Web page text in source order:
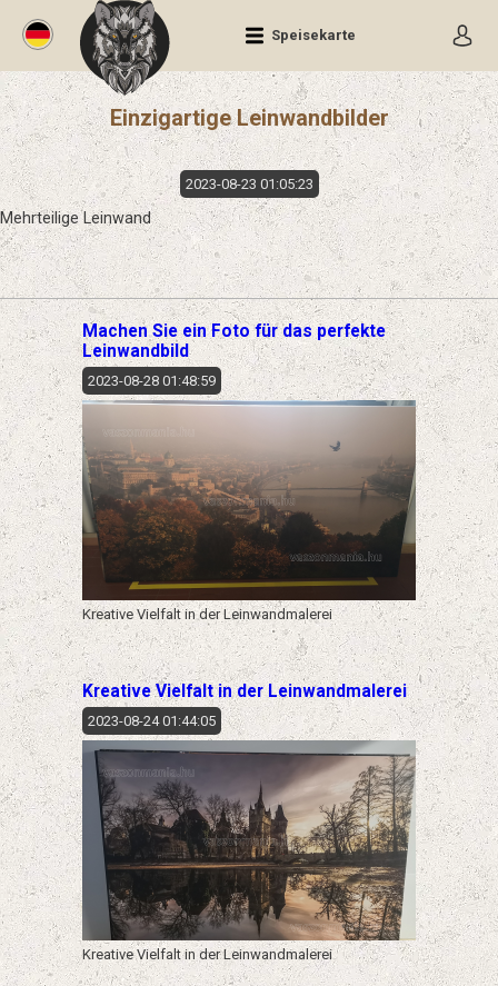
Speisekarte
Einzigartige Leinwandbilder
2023-08-23 01:05:23
Mehrteilige Leinwand
Machen Sie ein Foto für das perfekte
Leinwandbild
2023-08-28 01:48:59
Kreative Vielfalt in der Leinwandmalerei
Kreative Vielfalt in der Leinwandmalerei
2023-08-24 01:44:05
Kreative Vielfalt in der Leinwandmalerei